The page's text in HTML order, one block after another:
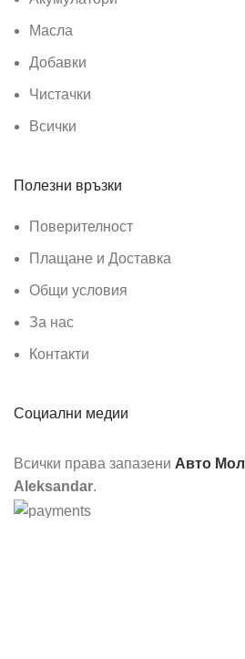
Масла
Добавки
Чистачки
Всички
Полезни връзки
Поверителност
Плащане и Доставка
Общи условия
За нас
Контакти
Социални медии
Всички права запазени Авто Мол
Aleksandar.